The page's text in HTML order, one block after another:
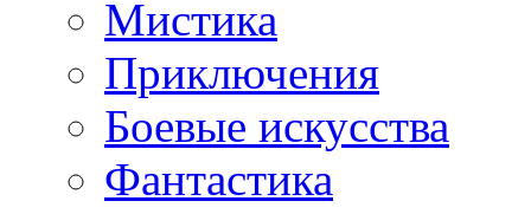
Мистика
Приключения
Боевые искусства
Фантастика